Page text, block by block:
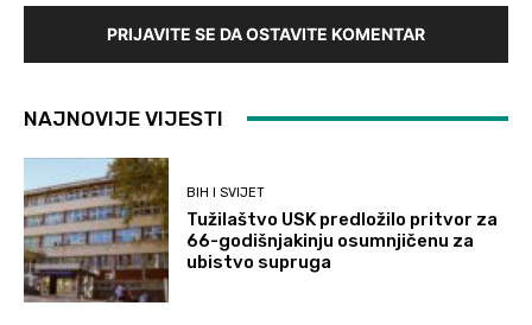
PRIJAVITE SE DA OSTAVITE KOMENTAR
NAJNOVIJE VIJESTI
BIH I SVIJET
Tužilaštvo USK predložilo pritvor za
66-godišnjakinju osumnjičenu za
ubistvo supruga